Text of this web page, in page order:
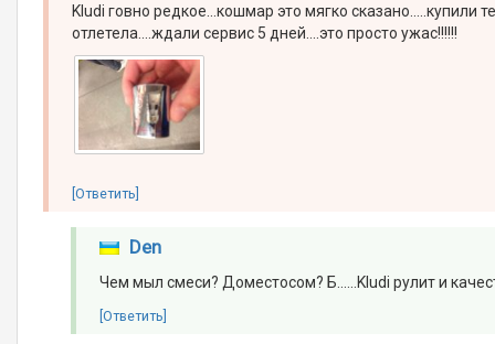
Kludi говно редкое...кошмар это мягко сказано.....купили
отлетела....ждали сервис 5 дней....это просто ужас!!!!!!
[Ответить]
Den
Чем мыл смеси? Доместосом? Б......Kludi рулит и
[Ответить]